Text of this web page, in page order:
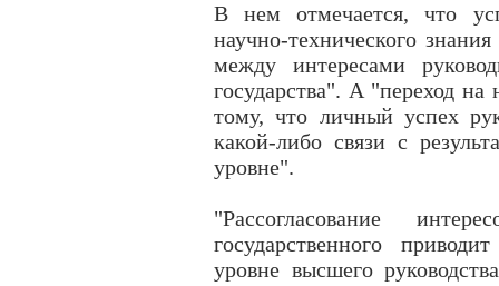
В нем отмечается, что
научно-технического
между интересами
государства". А "переход
тому, что личный успех
какой-либо связи с
уровне".
"Рассогласование
государственного
уровне высшего